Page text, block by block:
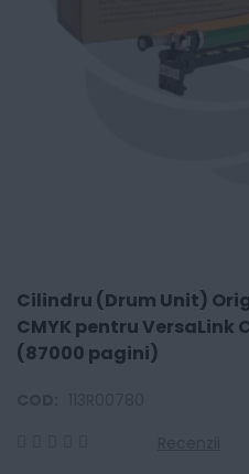
Cilindru (Drum Unit)
CMYK pentru VersaLink
(87000 pagini)